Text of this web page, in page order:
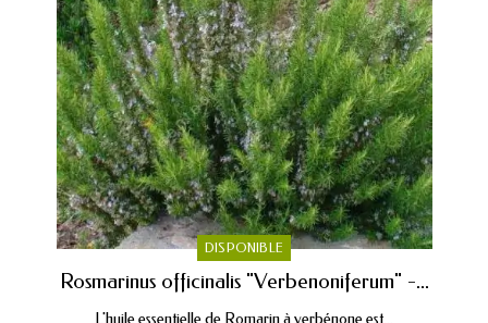
DISPONIBLE
Rosmarinus officinalis "Verbenoniferum" -...
L'huile essentielle de Romarin à verbénone est...